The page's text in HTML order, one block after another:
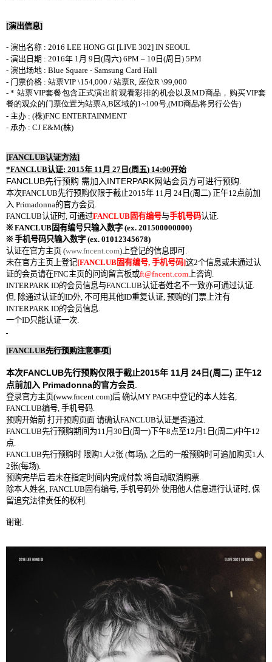
[演出信息]
- 演出名称 : 2016 LEE HONG GI [LIVE 302] IN SEOUL
- 演出 日期 : 2016年 1月 9 日 (周六) 6PM – 10 日 (周日 ) 5PM
- 演出场地 : Blue Square - Samsung Card Hall
- 门票价格 : 站票VIP \154,000 / 站票R, 座位R \99,000
- * 站票VIP套餐包含正式演出前观看彩排的机会以及MD商品，购买VIP套
餐的观众的门票位置为站票A,B区域的1~100号,(MD商品将另行公告)
- 主办 : (株)FNC ENTERTAINMENT
- 承办 : CJ E&M(株)
[FANCLUB认证方法]
*FANCLUB认证: 2015年 11月 27 日 (周五) 14:00开始
FANCLUB先行预购 需加入INTERPARK网站会员 方可 进行预购.
本次FANCLUB先行预购仅限于截止2015年 11月 24 日 (周二) 正午12点前加
入 Primadonna的官方会员.
FANCLUB认证时, 可 通过FANCLUB固有编号与手机号码认证.
※ FANCLUB固有编号只输入数字 (ex. 201500000000)
※ 手机号码只输入数字 (ex. 01012345678)
认证在官方主页 (www.fncent.com) 上登记的信息 即可 .
未在官方主页 上登记[FANCLUB固有编号, 手机号码]这2个信息或未通过认
证的会员请在FNC主页的问询留言板或ft@fncent.com 上咨询.
INTERPARK ID的会员信息与FANCLUB认证者姓名不一致亦可通过认证.
但, 除通过认证的ID外, 不可用其他ID重复认证, 预购的门票 上注有
INTERPARK ID的会员信息.
一个ID只能认证一次.
[FANCLUB先行预购注意事项]
本次FANCLUB先行预购仅限于截止2015年 11月 24 日 (周二) 正午12
点前加入 Primadonna的官方会员.
登录官方主 页(www.fncent.com)后 确认MY PAGE中登记的本人姓名,
FANCLUB编号, 手机号码.
预购开始前 打 开预购页面 请确认FANCLUB认证是否通过.
FANCLUB先行预购期间为11月 30 日 (周一) 下午8点至12月 1 日 (周二)中午12
点.
FANCLUB先行预购时 限购1人2张 (每场), 之后的一般预购时可 追加购买1人
2张(每场).
预购完毕后 若未在指定时间内完成付款 将自动取消购票.
除本人姓名, FANCLUB 固有编号, 手机号码外 使用他人信息进行认证时, 保
留追究法律责任的权利 .
谢谢.